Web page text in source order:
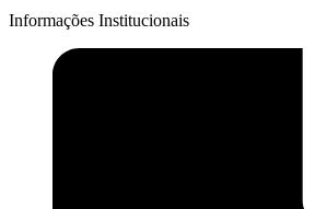
Informações Institucionais